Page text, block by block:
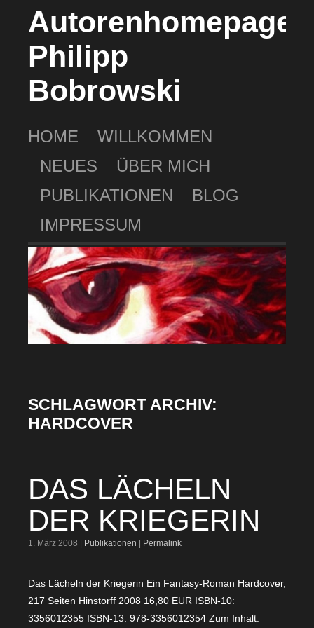
Autorenhomepage
Philipp
Bobrowski
HOME
WILLKOMMEN
NEUES
ÜBER MICH
PUBLIKATIONEN
BLOG
IMPRESSUM
SCHLAGWORT ARCHIV:
HARDCOVER
DAS LÄCHELN
DER KRIEGERIN
1. März 2008 | Publikationen Permalink
Das Lächeln der Kriegerin Ein Fantasy-Roman Hardcover,
217 Seiten Hinstorff 2008 16,80 EUR ISBN-10:
3356012355 ISBN-13: 978-3356012354 Zum Inhalt: